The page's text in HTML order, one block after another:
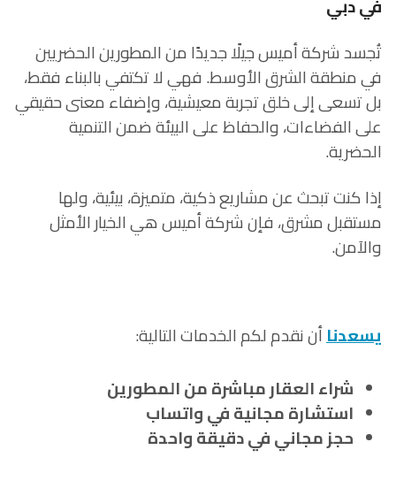
في دبي
تُجسد شركة أميس جيلًا جديدًا من المطورين الحضريين
في منطقة الشرق الأوسط. فهي لا تكتفي بالبناء فقط،
بل تسعى إلى خلق تجربة معيشية، وإضفاء معنى حقيقي
على الفضاءات، والحفاظ على البيئة ضمن التنمية
الحضرية.
إذا كنت تبحث عن مشاريع ذكية، متميزة، بيئية، ولها
مستقبل مشرق، فإن شركة أميس هي الخيار الأمثل
والآمن.
يسعدناأن نقدم لكم الخدمات التالية:
شراء العقار مباشرة من المطورين
استشارة مجانية في واتساب
حجز مجاني في دقيقة واحدة